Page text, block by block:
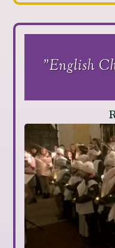
"English